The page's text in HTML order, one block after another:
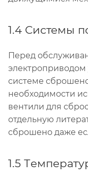
1.4 Системы
Перед
электроприводом
системе
необходимости
вентили для
отдельную
сброшено даже
1.5